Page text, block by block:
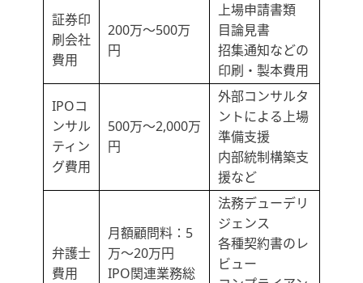
証券印
刷会社
費用
200万～500万
円
上場申請書類
目論見書
招集通知などの
印刷・製本費用
IPOコ
ンサル
ティン
グ費用
500万～2,000万
円
外部コンサルタ
ントによる上場
準備支援
内部統制構築支
援など
弁護士
費用
月額顧問料：5
万～20万円
IPO関連業務総
法務デューデリ
ジェンス
各種契約書のレ
ビュー